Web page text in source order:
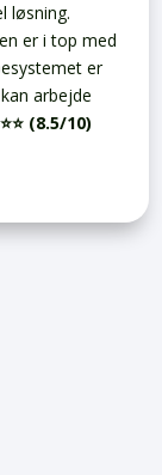
løsning.
er i top med
er
arbejde
(8.5/10)